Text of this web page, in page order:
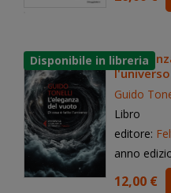
l'universo
Guido
Libro
editore:
anno
12,00 €